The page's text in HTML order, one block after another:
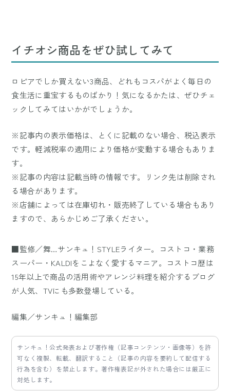
イチオシ商品をぜひ試してみて
ロピアでしか買えない3商品、どれもコスパがよく毎日の
食生活に重宝するものばかり！気になるかたは、ぜひチェ
ックしてみてはいかがでしょうか。
※記事内の表示価格は、とくに記載のない場合、税込表示
です。軽減税率の適用により価格が変動する場合もありま
す。
※記事の内容は記載当時の情報です。リンク先は削除され
る場合があります。
※店舗によっては在庫切れ・販売終了している場合もあり
ますので、あらかじめご了承ください。
■監修／舞…サンキュ！STYLEライター。コストコ・業務
スーパー・KALDIをこよなく愛するマニア。コストコ歴は
15年以上で商品の活用術やアレンジ料理を紹介するブログ
が人気、TVにも多数登場している。
編集／サンキュ！編集部
サンキュ！公式発表および著作権（記事コンテンツ・画像等）を許
可なく複製、転載、翻訳すること（記事の内容を要約して配信する
行為を含む）を禁止します。著作権表記が外された場合には厳正に
対処します。